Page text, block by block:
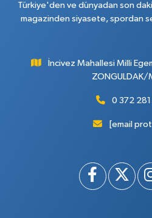
Türkiye'den ve dünyadan son
magazinden siyasete, spordan
İncivez Mahallesi Milli
ZONGULDAK/
0 372
[email